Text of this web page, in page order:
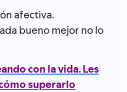
afectiva.
bueno mejor no lo
con la vida. Les
superarlo